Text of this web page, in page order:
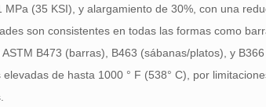
(35 KSI), y alargamiento de 30%, con una
son consistentes en todas las formas como
B473 (barras), B463 (sábanas/platos), y
de hasta 1000 ° F (538° C), por